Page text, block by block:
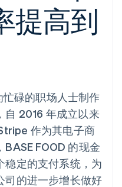
期
钱包、
稳定币
发行和
管理服务
大会
提高到
碌的职场人士制作
自 2016 年成立以来
作为其电子商
FOOD 的现金
稳定的支付系统，为
司的进一步增长做好